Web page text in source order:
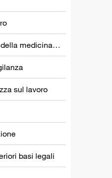
Prevenzione nel settore della medicina del lavoro
sul lavoro
basi legali